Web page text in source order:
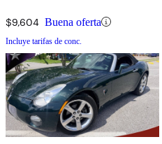
$9,604 Buena oferta
Incluye tarifas de conc.